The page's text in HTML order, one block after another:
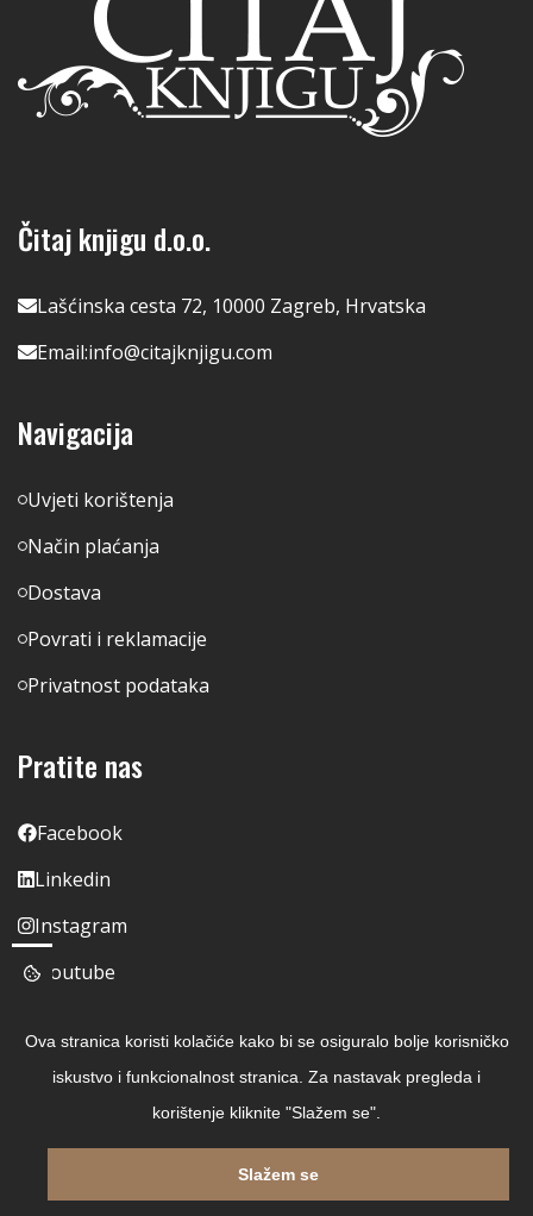
Čitaj knjigu d.o.o.
Lašćinska cesta 72, 10000 Zagreb, Hrvatska
Email:info@citajknjigu.com
Navigacija
Uvjeti korištenja
Način plaćanja
Dostava
Povrati i reklamacije
Privatnost podataka
Pratite nas
Facebook
Linkedin
Instagram
Youtube
Ova stranica koristi kolačiće kako bi se osiguralo bolje korisničko
iskustvo i funkcionalnost stranica. Za nastavak pregleda i
korištenje kliknite "Slažem se".
Slažem se